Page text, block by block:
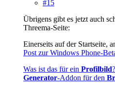
#15
Übrigens gibt es jetzt auch
Threema-Seite:
Einerseits auf der Startseite,
Post zur Windows Phone-
Was ist das für ein Profilbild?
Generator-Addon für den